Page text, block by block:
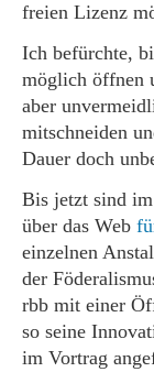
freien Lizenz
Ich befürchte,
möglich öffnen
aber
mitschneiden
Dauer doch
Bis jetzt sind im
über das Web
einzelnen
der
rbb mit einer
so seine
im Vortrag